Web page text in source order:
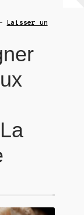
Laisser un